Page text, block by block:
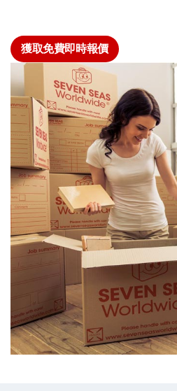
獲取免費即時報價